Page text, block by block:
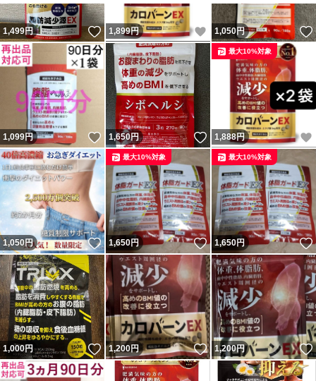
$$-347
1,499円 いいね！
1,899円 いいね！
1,050円
1,099円 いいね！
1,650円 いいね！
1,888円
最大10%対象
1,050円 いいね！
1,650円 いいね！
最大10%対象
1,650円
最大10%対象
1,000円 いいね！
1,200円 いいね！
1,200円